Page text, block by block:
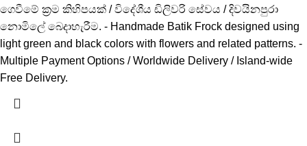
ගෙවීමේ ක්‍රම කිහිපයක් / විදේශීය ඩිලිවරි සේවය / දිවයිනපුරා
නොමිලේ බෙදාහැරීම. - Handmade Batik Frock designed using
light green and black colors with flowers and related patterns. -
Multiple Payment Options / Worldwide Delivery / Island-wide
Free Delivery.